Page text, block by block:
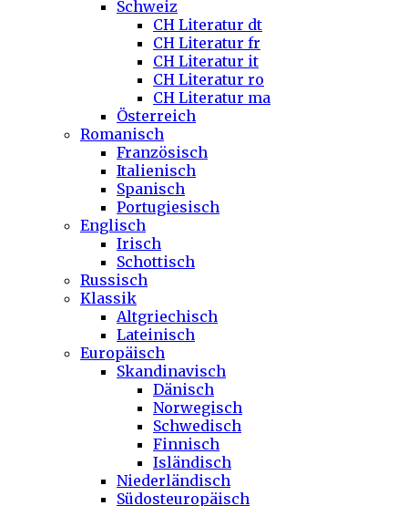
Schweiz
CH Literatur dt
CH Literatur fr
CH Literatur it
CH Literatur ro
CH Literatur ma
Österreich
Romanisch
Französisch
Italienisch
Spanisch
Portugiesisch
Englisch
Irisch
Schottisch
Russisch
Klassik
Altgriechisch
Lateinisch
Europäisch
Skandinavisch
Dänisch
Norwegisch
Schwedisch
Finnisch
Isländisch
Niederländisch
Südosteuropäisch